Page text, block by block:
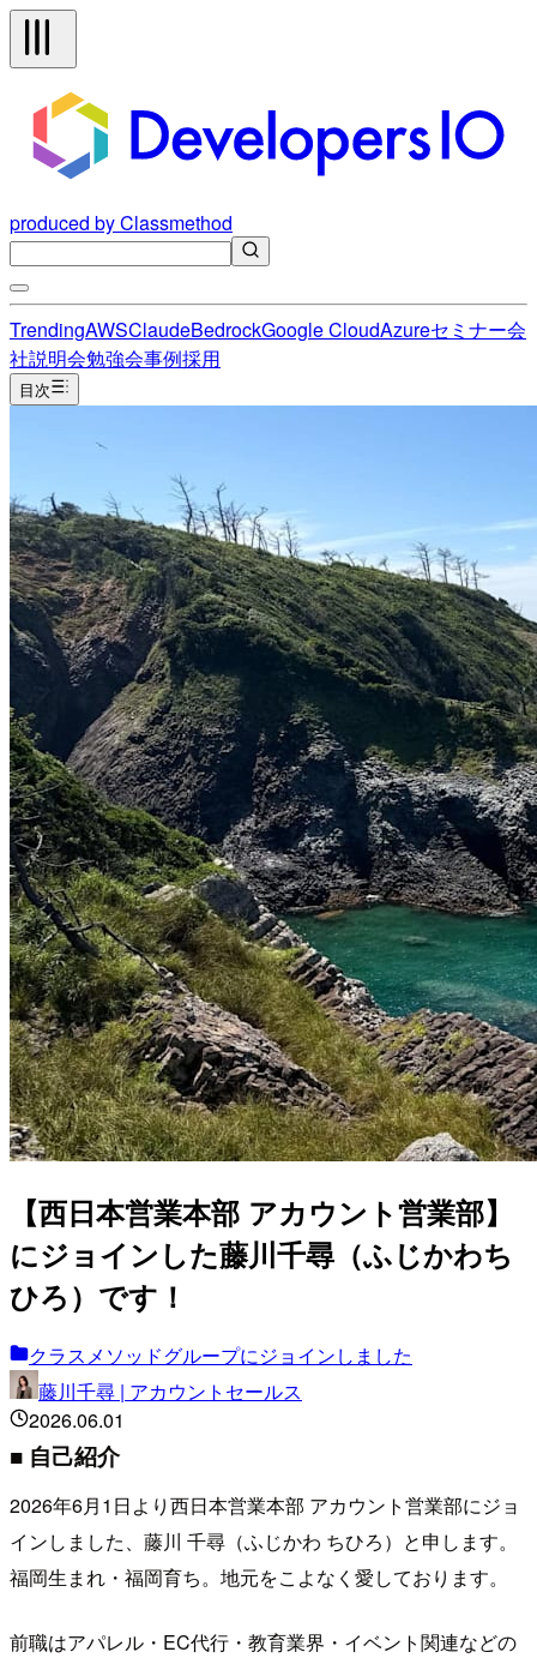
produced by Classmethod
TrendingAWSClaudeBedrockGoogle CloudAzureセミナー会
社説明会勉強会事例採用
目次
【西日本営業本部 アカウント営業部】
にジョインした藤川千尋（ふじかわち
ひろ）です！
クラスメソッドグループにジョインしました
藤川千尋 | アカウントセールス
2026.06.01
■ 自己紹介
2026年6月1日より西日本営業本部 アカウント営業部にジョ
インしました、藤川 千尋（ふじかわ ちひろ）と申します。
福岡生まれ・福岡育ち。地元をこよなく愛しております。
前職はアパレル・EC代行・教育業界・イベント関連などの